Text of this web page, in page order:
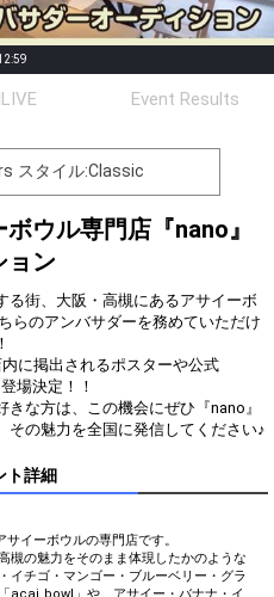
of Goal
number of
positions
Rema
バター制作権獲
You can post comments. Please
that may offend performers or
other users.
Event Results
スタイル:Classic
ウル専門店『nano』
ョン
る街、大阪・高槻にあるアサイーボ
らのアンバサダーを務めていただけ
に掲出されるポスターや公式
場決定！！
な方は、この機会にぜひ『nano』
ト詳細
イーボウルの専門店です。
槻の魅力をそのまま体現したかのような
イチゴ・マンゴー・ブルーベリー・グラ